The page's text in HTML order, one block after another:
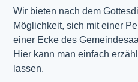
Wir bieten nach dem
Möglichkeit, sich mit einer
einer Ecke des
Hier kann man einfach
lassen.